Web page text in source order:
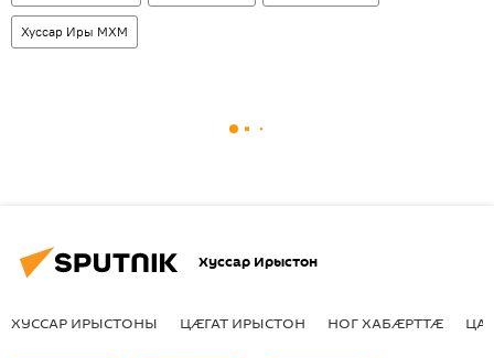
Хуссар Иры МХМ
Хуссар Ирыстон
ХУССАР ИРЫСТОНЫ ЦӔГАТ ИРЫСТОН НОГ ХАБӔРТТӔ